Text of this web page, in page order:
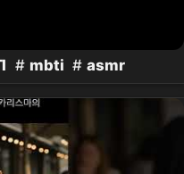
# mbti # asmr